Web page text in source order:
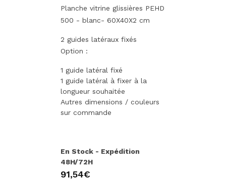
Planche vitrine glissières PEHD
500 - blanc- 60X40X2 cm
2 guides latéraux fixés
Option :
1 guide latéral fixé
1 guide latéral à fixer à la
longueur souhaitée
Autres dimensions / couleurs
sur commande
En Stock - Expédition
48H/72H
91,54€